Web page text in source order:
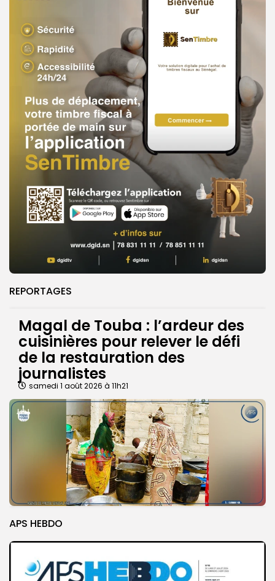
REPORTAGES
Magal de Touba : l’ardeur des
cuisinières pour relever le défi
de la restauration des
journalistes
samedi 1 août 2026 à 11h21
APS HEBDO